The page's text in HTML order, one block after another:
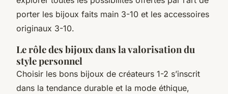
porter les bijoux faits main 3-10 et les accessoires
originaux 3-10.
Le rôle des bijoux dans la valorisation du
style personnel
Choisir les bons bijoux de créateurs 1-2 s’inscrit
dans la tendance durable et la mode éthique,